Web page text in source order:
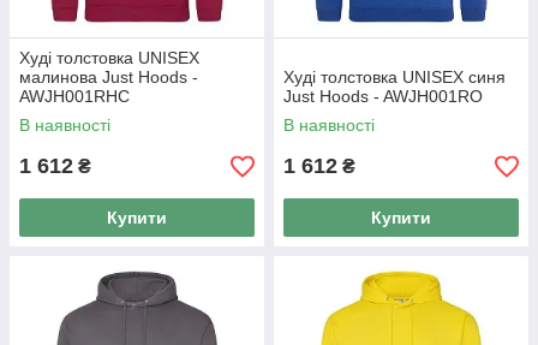
Худі толстовка UNISEX
малинова Just Hoods -
AWJH001RHC
В наявності
1 612 ₴
Купити
Худі толстовка UNISEX синя
Just Hoods - AWJH001RO
В наявності
1 612 ₴
Купити